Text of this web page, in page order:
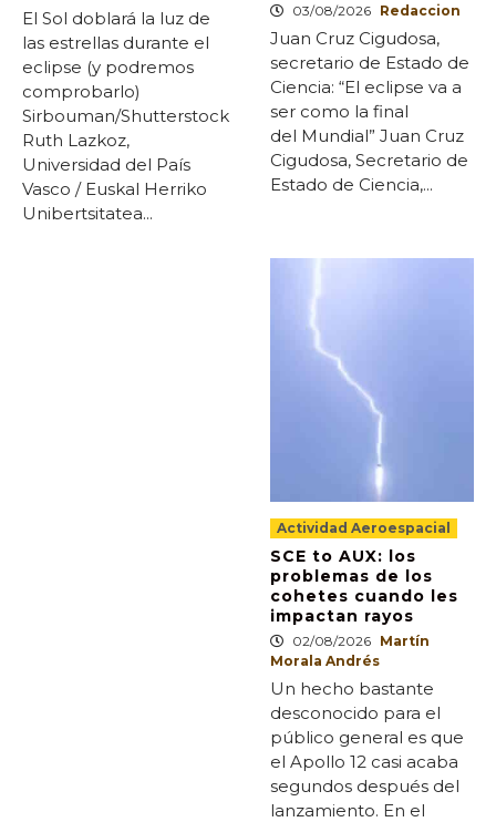
El Sol doblará la luz de
las estrellas durante el
eclipse (y podremos
comprobarlo)
Sirbouman/Shutterstock
Ruth Lazkoz,
Universidad del País
Vasco / Euskal Herriko
Unibertsitatea...
03/08/2026 Redaccion
Juan Cruz Cigudosa,
secretario de Estado de
Ciencia: “El eclipse va a
ser como la final
del Mundial” Juan Cruz
Cigudosa, Secretario de
Estado de Ciencia,...
Actividad Aeroespacial
SCE to AUX: los
problemas de los
cohetes cuando les
impactan rayos
02/08/2026 Martín
Morala Andrés
Un hecho bastante
desconocido para el
público general es que
el Apollo 12 casi acaba
segundos después del
lanzamiento. En el